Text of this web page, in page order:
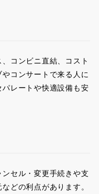
コンビニ直結、コスト
コンサートで来る人に
レートや快適設備も安
セル・変更手続きや支
どの利点があります。